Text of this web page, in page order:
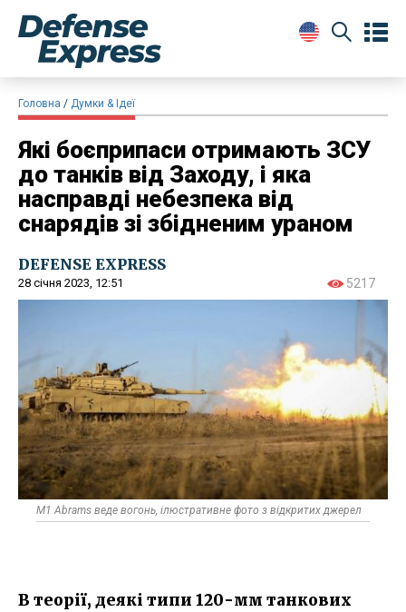
Головна Думки & Ідеї
Які боєприпаси отримають ЗСУ
до танків від Заходу, і яка
насправді небезпека від
снарядів зі збідненим ураном
DEFENSE EXPRESS
28 січня 2023, 12:51 5217
M1 Abrams веде вогонь, ілюстративне фото з відкритих джерел
В теорії, деякі типи 120-мм танкових